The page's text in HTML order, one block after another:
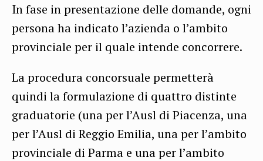
In fase in presentazione delle domande, ogni
persona ha indicato l’azienda o l’ambito
provinciale per il quale intende concorrere.
La procedura concorsuale permetterà
quindi la formulazione di quattro distinte
graduatorie (una per l’Ausl di Piacenza, una
per l’Ausl di Reggio Emilia, una per l’ambito
provinciale di Parma e una per l’ambito